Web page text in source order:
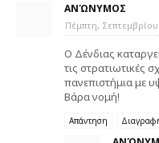
ΑΝΏΝΥΜΟΣ
Πέμπτη,
Ο Δένδιας
τις στρατιωτικές
πανεπιστήμια με
Βάρα νομή!
Απάντηση